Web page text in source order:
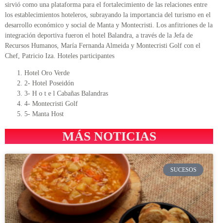
sirvió como una plataforma para el fortalecimiento de las relaciones entre
los establecimientos hoteleros, subrayando la importancia del turismo en el
desarrollo económico y social de Manta y Montecristi. Los anfitriones de la
integración deportiva fueron el hotel Balandra, a través de la Jefa de
Recursos Humanos, María Fernanda Almeida y Montecristi Golf con el
Chef, Patricio Iza. Hoteles participantes
Hotel Oro Verde
2- Hotel Poseidón
3- H o t e l Cabañas Balandras
4- Montecristi Golf
5- Manta Host
MÁS NOTICIAS
SUCESOS